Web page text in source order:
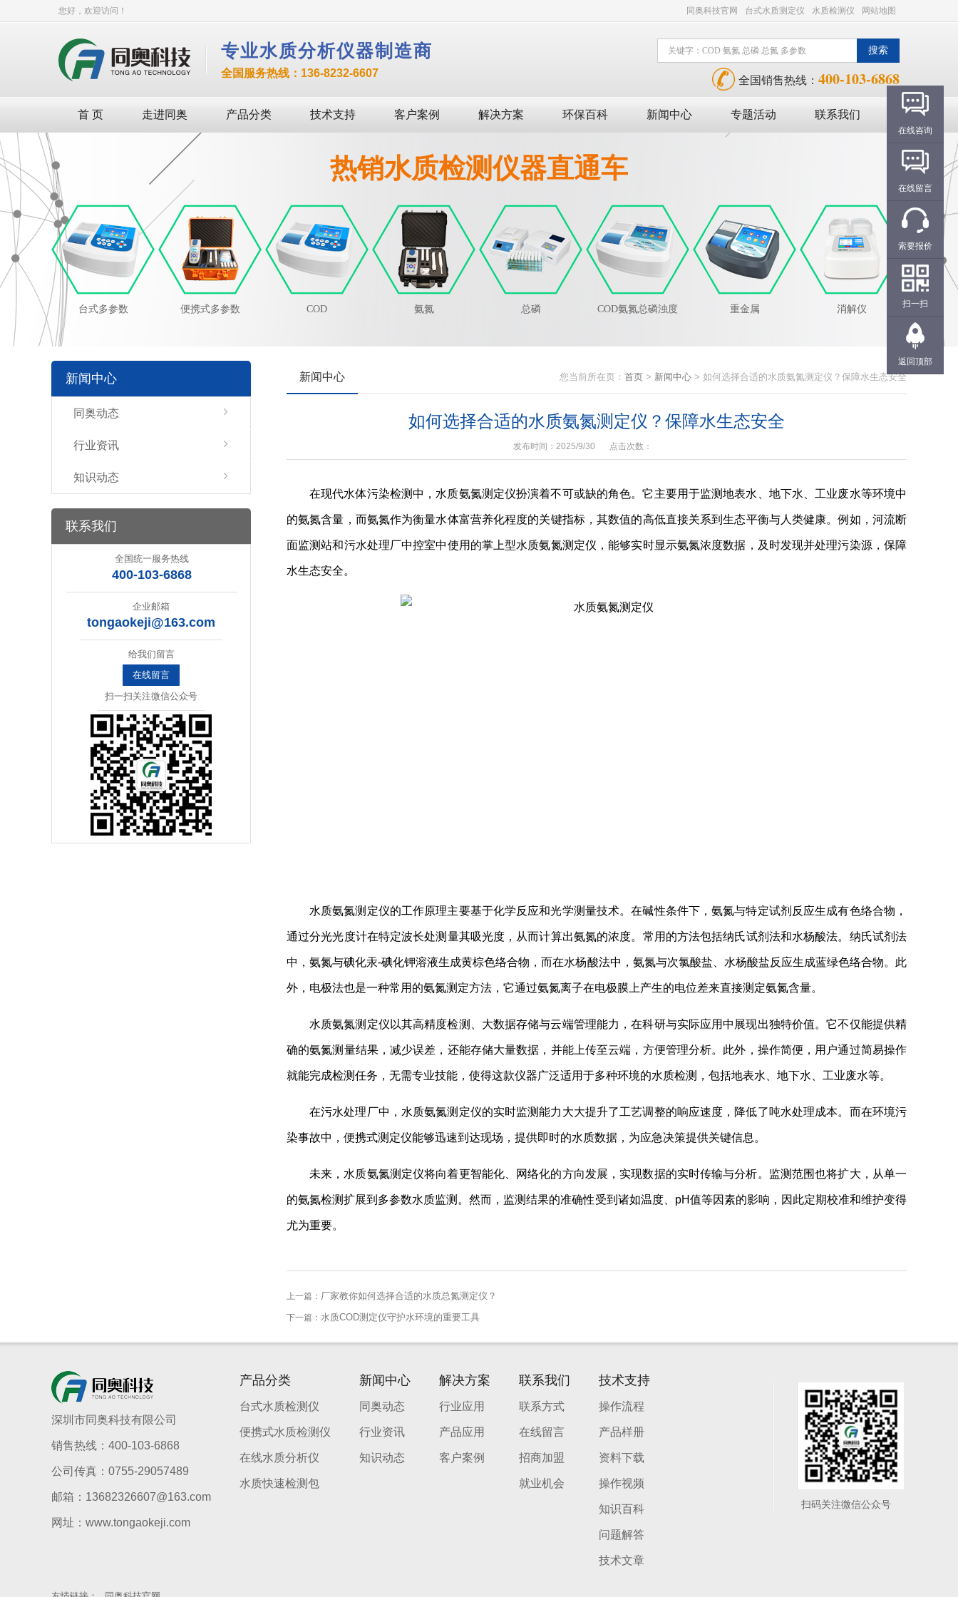
您好，欢迎访问！ 同奥科技官网 台式水质测定仪 水质检测仪 网站地图
专业水质分析仪器制造商
全国服务热线：136-8232-6607
全国销售热线： 400-103-6868
首 页 走进同奥 产品分类 技术支持 客户案例 解决方案 环保百科 新闻中心 专题活动 联系我们
热销水质检测仪器直通车
台式多参数 便携式多参数 COD 氨氮 总磷 COD氨氮总磷浊度 重金属 消解仪
新闻中心
同奥动态
行业资讯
知识动态
联系我们
全国统一服务热线
400-103-6868
企业邮箱
tongaokeji@163.com
给我们留言
在线留言
扫一扫关注微信公众号
新闻中心 您当前所在页： 首页 > 新闻中心 > 如何选择合适的水质氨氮测定仪？保障水生态安全
如何选择合适的水质氨氮测定仪？保障水生态安全
发布时间：2025/9/30 点击次数：
在现代水体污染检测中，水质氨氮测定仪扮演着不可或缺的角色。它主要用于监测地表水、地下水、工业废水等环境中
的氨氮含量，而氨氮作为衡量水体富营养化程度的关键指标，其数值的高低直接关系到生态平衡与人类健康。例如，河流断
面监测站和污水处理厂中控室中使用的掌上型水质氨氮测定仪，能够实时显示氨氮浓度数据，及时发现并处理污染源，保障
水生态安全。
水质氨氮测定仪的工作原理主要基于化学反应和光学测量技术。在碱性条件下，氨氮与特定试剂反应生成有色络合物，
通过分光光度计在特定波长处测量其吸光度，从而计算出氨氮的浓度。常用的方法包括纳氏试剂法和水杨酸法。纳氏试剂法
中，氨氮与碘化汞-碘化钾溶液生成黄棕色络合物，而在水杨酸法中，氨氮与次氯酸盐、水杨酸盐反应生成蓝绿色络合物。此
外，电极法也是一种常用的氨氮测定方法，它通过氨氮离子在电极膜上产生的电位差来直接测定氨氮含量。
水质氨氮测定仪以其高精度检测、大数据存储与云端管理能力，在科研与实际应用中展现出独特价值。它不仅能提供精
确的氨氮测量结果，减少误差，还能存储大量数据，并能上传至云端，方便管理分析。此外，操作简便，用户通过简易操作
就能完成检测任务，无需专业技能，使得这款仪器广泛适用于多种环境的水质检测，包括地表水、地下水、工业废水等。
在污水处理厂中，水质氨氮测定仪的实时监测能力大大提升了工艺调整的响应速度，降低了吨水处理成本。而在环境污
染事故中，便携式测定仪能够迅速到达现场，提供即时的水质数据，为应急决策提供关键信息。
未来，水质氨氮测定仪将向着更智能化、网络化的方向发展，实现数据的实时传输与分析。监测范围也将扩大，从单一
的氨氮检测扩展到多参数水质监测。然而，监测结果的准确性受到诸如温度、pH值等因素的影响，因此定期校准和维护变得
尤为重要。
上一篇： 厂家教你如何选择合适的水质总氮测定仪？
下一篇： 水质COD测定仪守护水环境的重要工具
深圳市同奥科技有限公司
销售热线：400-103-6868
公司传真：0755-29057489
邮箱：13682326607@163.com
网址：www.tongaokeji.com
产品分类
台式水质检测仪
便携式水质检测仪
在线水质分析仪
水质快速检测包
新闻中心
同奥动态
行业资讯
知识动态
解决方案
行业应用
产品应用
客户案例
联系我们
联系方式
在线留言
招商加盟
就业机会
技术支持
操作流程
产品样册
资料下载
操作视频
知识百科
问题解答
技术文章
扫码关注微信公众号
在线咨询
在线留言
索要报价
扫一扫
返回顶部